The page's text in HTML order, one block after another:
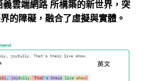
義雲端網路所構築的新世界，突
的障礙，融合了虛擬與實體。